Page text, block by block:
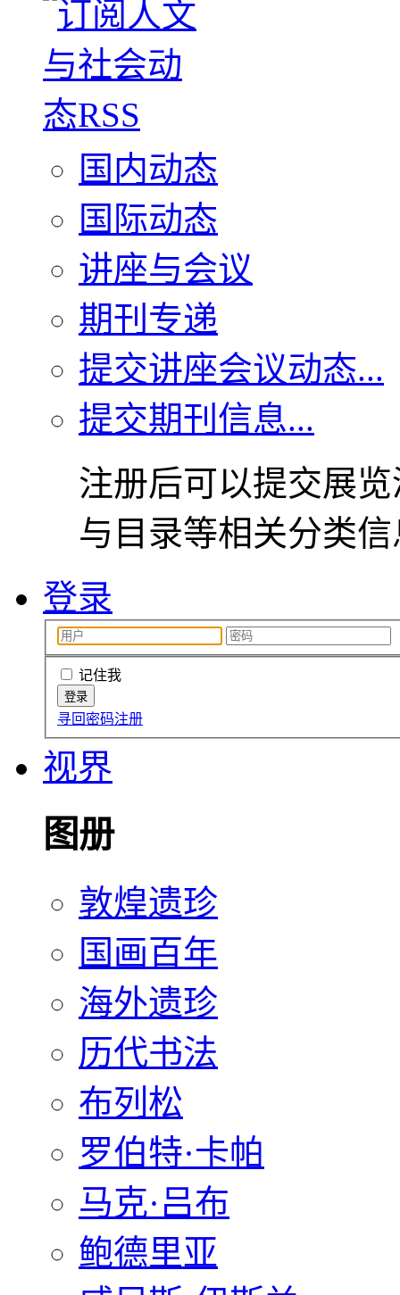
国内动态
国际动态
讲座与会议
期刊专递
提交讲座会议动态...
提交期刊信息...
注册后可以提交展
与目录等相关分类
登录
记住我
寻回密码注册
视界
图册
敦煌遗珍
国画百年
海外遗珍
历代书法
布列松
罗伯特·卡帕
马克·吕布
鲍德里亚